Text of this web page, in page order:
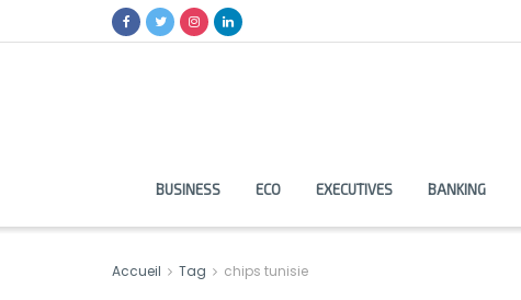
BUSINESS ECO EXECUTIVES BANKING
Accueil Tag chips tunisie